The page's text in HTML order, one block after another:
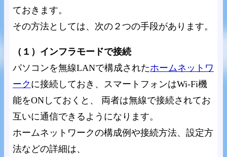
ておきます。
その方法としては、次の２つの手段があります。
（１）インフラモードで接続
パソコンを無線LANで構成されたホームネットワ
ーク に接続しておき、スマートフォンはWi-Fi機
能をONしておくと、 両者は無線で接続されてお
互いに通信できるようになります。
ホームネットワークの構成例や接続方法、設定方
法などの詳細は、